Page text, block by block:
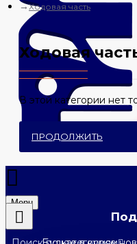
Menu
Ходовая часть
Ходовая
В этой категории нет
ПРОДОЛЖИТЬ